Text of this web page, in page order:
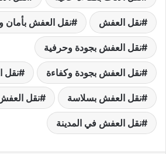
نقل العفش نقل العفش بأمان
نقل العفش بجودة وحرفية
نقل العفش بجودة وكفاءة نقل
نقل العفش بسلاسة نقل
نقل العفش في المدينة